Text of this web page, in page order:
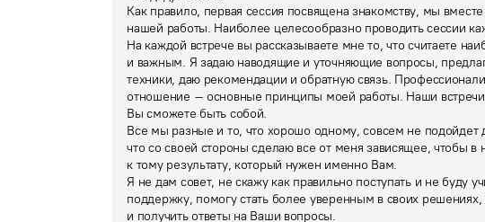
Как правило, первая сессия посвящена знакомству, мы
нашей работы. Наиболее целесообразно проводить сессии
На каждой встрече вы рассказываете мне то, что считаете
и важным. Я задаю наводящие и уточняющие вопросы,
техники, даю рекомендации и обратную связь.
отношение – основные принципы моей работы. Наши встречи
Вы сможете быть собой.
Все мы разные и то, что хорошо одному, совсем не подойдет
что со своей стороны сделаю все от меня зависящее, чтобы
к тому результату, который нужен именно Вам.
Я не дам совет, не скажу как правильно поступать и не буду
поддержку, помогу стать более уверенным в своих
и получить ответы на Ваши вопросы.